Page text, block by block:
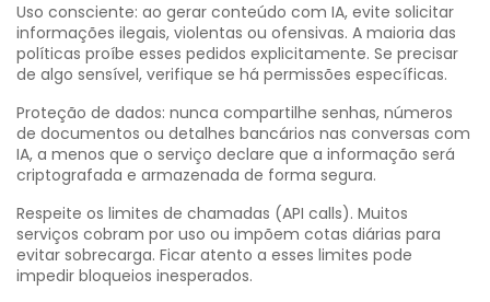
Uso consciente: ao gerar conteúdo com IA, evite solicitar
informações ilegais, violentas ou ofensivas. A maioria das
políticas proíbe esses pedidos explicitamente. Se precisar
de algo sensível, verifique se há permissões específicas.
Proteção de dados: nunca compartilhe senhas, números
de documentos ou detalhes bancários nas conversas com
IA, a menos que o serviço declare que a informação será
criptografada e armazenada de forma segura.
Respeite os limites de chamadas (API calls). Muitos
serviços cobram por uso ou impõem cotas diárias para
evitar sobrecarga. Ficar atento a esses limites pode
impedir bloqueios inesperados.